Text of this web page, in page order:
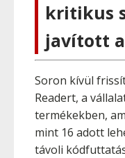
kritikus
javított
Soron kívül
Readert, a
termékekben,
mint 16 adott
távoli